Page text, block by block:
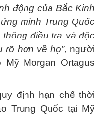
động của Bắc Kinh
minh Trung Quốc
điều tra và độc
rõ hơn về họ”, người
Morgan Ortagus
định hạn chế thời
Trung Quốc tại Mỹ